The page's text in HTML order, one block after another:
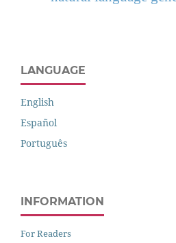
LANGUAGE
English
Español
Português
INFORMATION
For Readers